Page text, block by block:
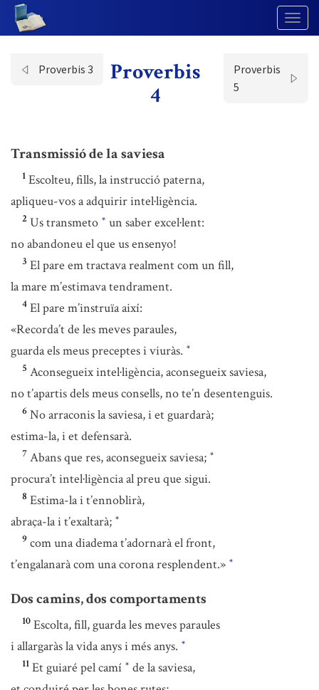
Proverbis 3
Proverbis
4
Proverbis
5
Transmissió de la saviesa
1 Escolteu, fills, la instrucció paterna,
apliqueu-vos a adquirir intel·ligència.
2 Us transmeto * un saber excel·lent:
no abandoneu el que us ensenyo!
3 El pare em tractava realment com un fill,
la mare m’estimava tendrament.
4 El pare m’instruïa així:
«Recorda’t de les meves paraules,
guarda els meus preceptes i viuràs. *
5 Aconsegueix intel·ligència, aconsegueix saviesa,
no t’apartis dels meus consells, no te’n desentenguis.
6 No arraconis la saviesa, i et guardarà;
estima-la, i et defensarà.
7 Abans que res, aconsegueix saviesa; *
procura’t intel·ligència al preu que sigui.
8 Estima-la i t’ennoblirà,
abraça-la i t’exaltarà; *
9 com una diadema t’adornarà el front,
t’engalanarà com una corona resplendent.» *
Dos camins, dos comportaments
10 Escolta, fill, guarda les meves paraules
i allargaràs la vida anys i més anys. *
11 Et guiaré pel camí * de la saviesa,